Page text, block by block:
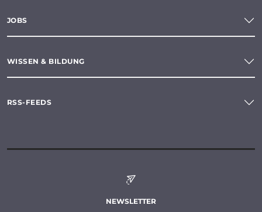
JOBS
WISSEN & BILDUNG
RSS-FEEDS
NEWSLETTER